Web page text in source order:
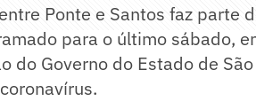
Ponte e Santos faz parte
para o último sábado,
do Governo do Estado de